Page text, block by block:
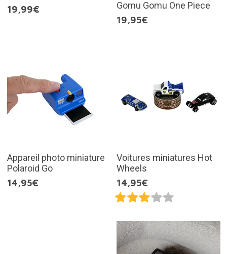
19,99€
Gomu Gomu One Piece
19,95€
Appareil photo miniature
Polaroid Go
14,95€
Voitures miniatures Hot
Wheels
14,95€